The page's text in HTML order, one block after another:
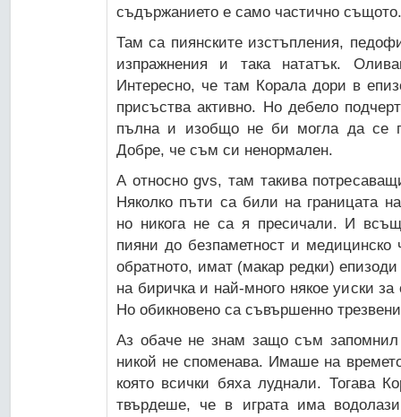
съдържанието е само частично същото.
Там са пиянските изстъпления,
изпражнения и така нататък.
Интересно, че там Корала дори в
присъства активно. Но дебело
пълна и изобщо не би могла да се
Добре, че съм си ненормален.
А относно gvs, там такива
Няколко пъти са били на границата
но никога не са я пресичали. И
пияни до безпаметност и медицинско
обратното, имат (макар редки)
на биричка и най-много някое уиски за
Но обикновено са съвършенно
Аз обаче не знам защо съм
никой не споменава. Имаше на
която всички бяха луднали. Тогава
твърдеше, че в играта има